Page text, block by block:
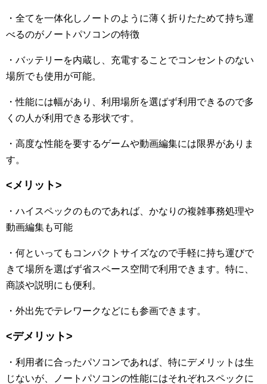
・全てを一体化しノートのように薄く折りたためて持ち運
べるのがノートパソコンの特徴
・バッテリーを内蔵し、充電することでコンセントのない
場所でも使用が可能。
・性能には幅があり、利用場所を選ばず利用できるので多
くの人が利用できる形状です。
・高度な性能を要するゲームや動画編集には限界がありま
す。
<メリット>
・ハイスペックのものであれば、かなりの複雑事務処理や
動画編集も可能
・何といってもコンパクトサイズなので手軽に持ち運びで
きて場所を選ばず省スペース空間で利用できます。特に、
商談や説明にも便利。
・外出先でテレワークなどにも参画できます。
<デメリット>
・利用者に合ったパソコンであれば、特にデメリットは生
じないが、ノートパソコンの性能にはそれぞれスペックに